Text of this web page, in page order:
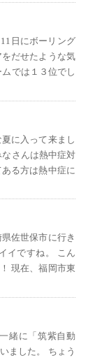
日にボーリング
だせたような気
では１３位でし
に入って来まし
さんは熱中症対
る方は熱中症に
佐世保市に行き
イですね。 こん
現在、福岡市東
緒に「筑紫自動
ました。 ちょう